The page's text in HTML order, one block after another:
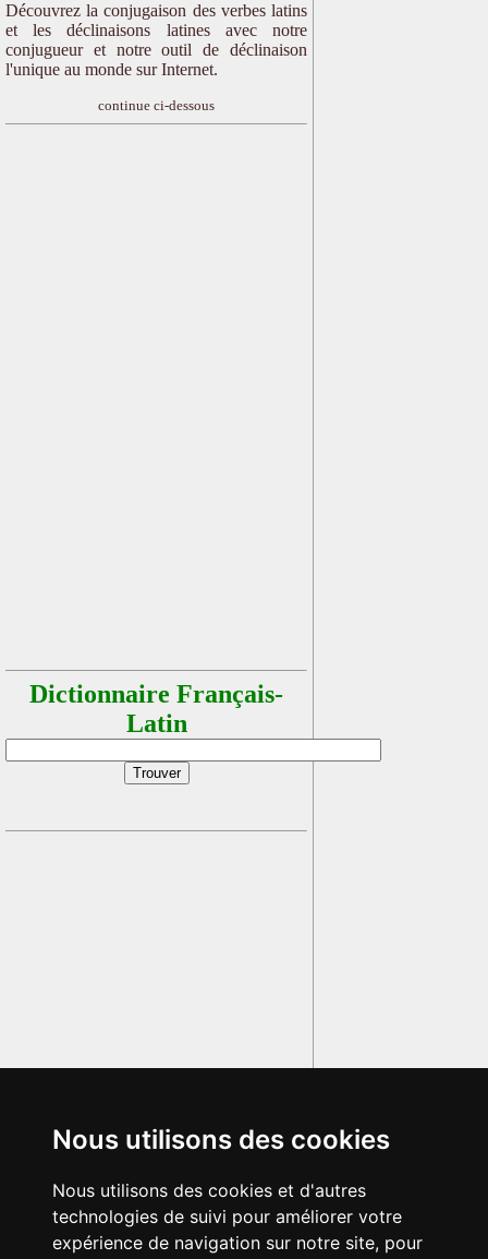
Nous utilisons des cookies
Nous utilisons des cookies et d'autres
technologies de suivi pour améliorer votre
expérience de navigation sur notre site, pour
Découvrez la conjugaison des verbes latins
et les déclinaisons latines avec notre
conjugueur et notre outil de déclinaison
l'unique au monde sur Internet.
continue ci-dessous
Dictionnaire Français-
Latin